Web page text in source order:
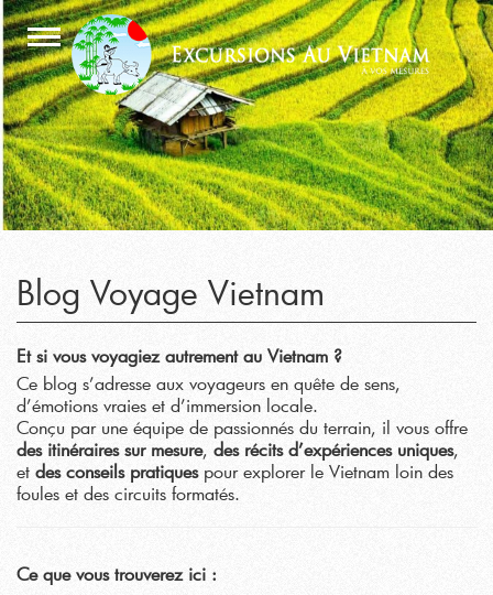
Blog Voyage Vietnam
Et si vous voyagiez autrement au Vietnam ?
Ce blog s’adresse aux voyageurs en quête de sens,
d’émotions vraies et d’immersion locale.
Conçu par une équipe de passionnés du terrain, il vous offre
des itinéraires sur mesure, des récits d’expériences uniques,
et des conseils pratiquespour explorer le Vietnam loin des
foules et des circuits formatés.
Ce que vous trouverez ici :